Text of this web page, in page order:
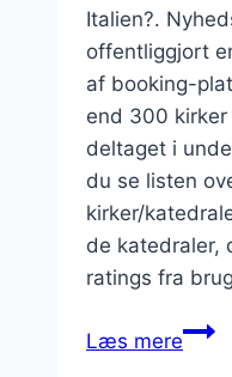
Italien?.
offentliggjort
af booking-
end 300
deltaget i
du se listen
kirker/
de katedraler,
ratings fra
Læs mereDe